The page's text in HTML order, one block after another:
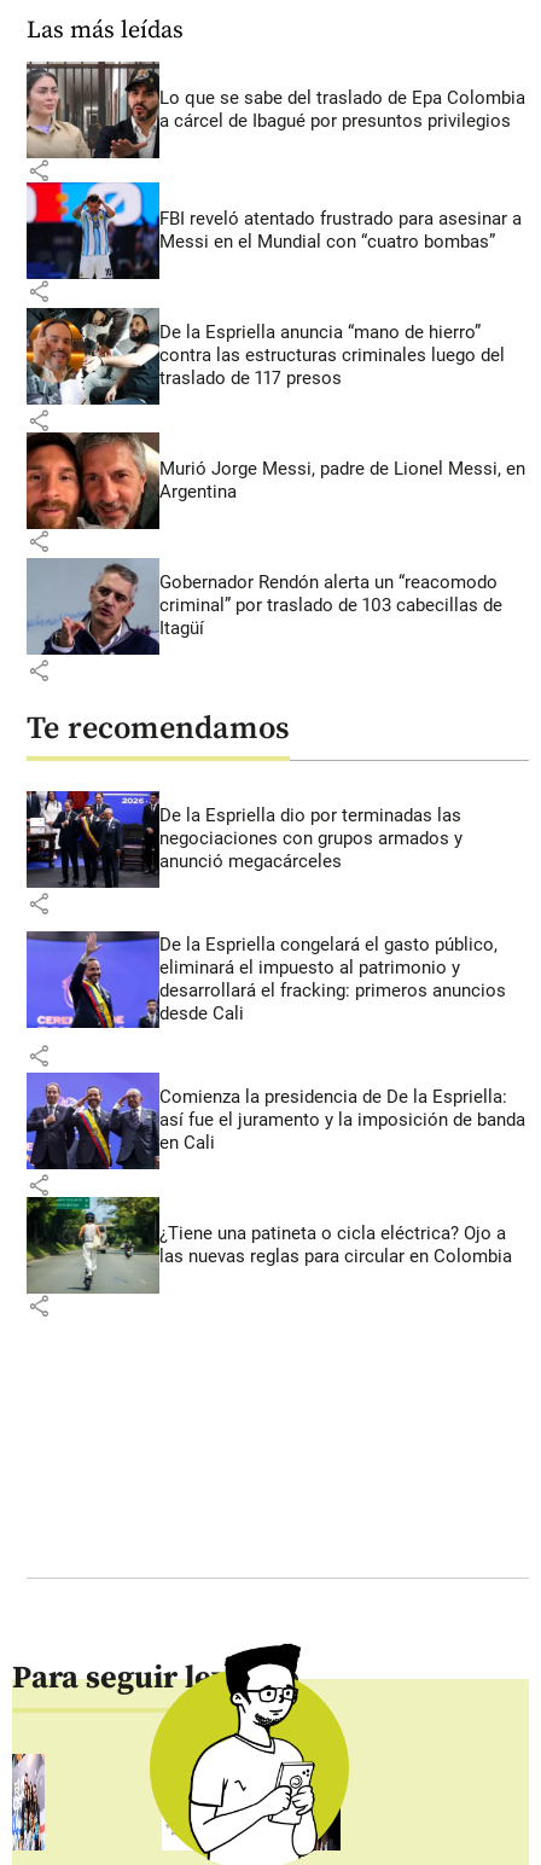
Las más leídas
Lo que se sabe del traslado de Epa Colombia
a cárcel de Ibagué por presuntos privilegios
share
FBI reveló atentado frustrado para asesinar a
Messi en el Mundial con “cuatro bombas”
share
De la Espriella anuncia “mano de hierro”
contra las estructuras criminales luego del
traslado de 117 presos
share
Murió Jorge Messi, padre de Lionel Messi, en
Argentina
share
Gobernador Rendón alerta un “reacomodo
criminal” por traslado de 103 cabecillas de
Itagüí
share
Te recomendamos
De la Espriella dio por terminadas las
negociaciones con grupos armados y
anunció megacárceles
share
De la Espriella congelará el gasto público,
eliminará el impuesto al patrimonio y
desarrollará el fracking: primeros anuncios
desde Cali
share
Comienza la presidencia de De la Espriella:
así fue el juramento y la imposición de banda
en Cali
share
¿Tiene una patineta o cicla eléctrica? Ojo a
las nuevas reglas para circular en Colombia
share
Para seguir leyendo